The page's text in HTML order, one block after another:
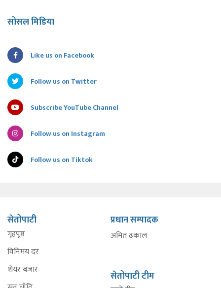
सोसल मिडिया
Like us on Facebook
Follow us on Twitter
Subscribe YouTube Channel
Follow us on Instagram
Follow us on Tiktok
सेतोपाटी
गृहपृष्ठ
विनिमय दर
शेयर बजार
प्रधान सम्पादक
अमित ढकाल
सेतोपाटी टीम